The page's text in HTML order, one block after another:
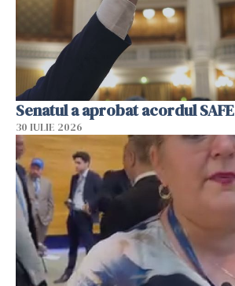
Senatul a aprobat acordul SAFE
30 IULIE 2026